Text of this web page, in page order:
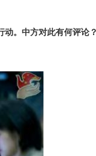
。中方对此有何评论？